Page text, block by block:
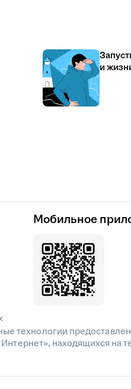
и
Мобильное
технологии
находящихся на